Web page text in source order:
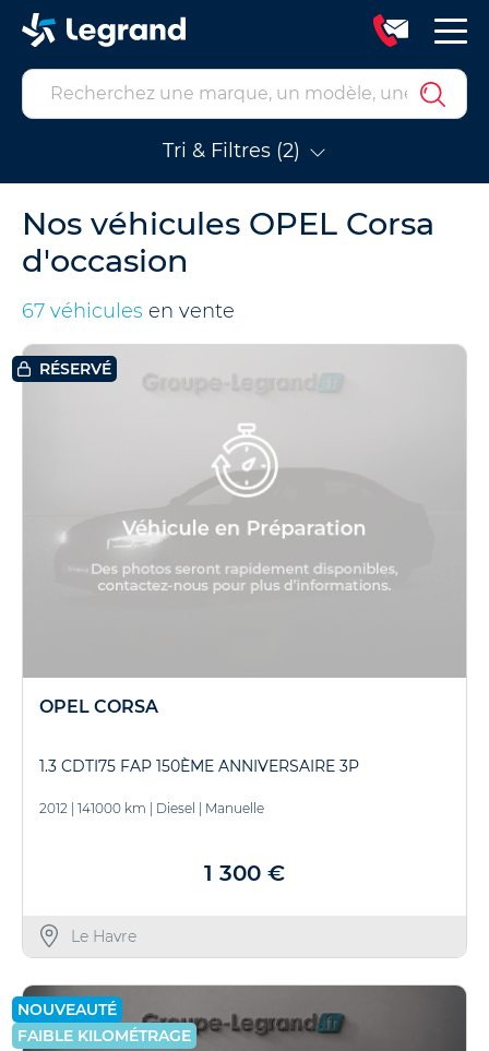
Tri & Filtres (2)
Nos véhicules OPEL Corsa
d'occasion
67 véhicules en vente
RÉSERVÉ
OPEL CORSA
1.3 CDTI75 FAP 150ÈME ANNIVERSAIRE 3P
2012 141000 km Diesel Manuelle
1 300 €
Le Havre
NOUVEAUTÉ
FAIBLE KILOMÉTRAGE